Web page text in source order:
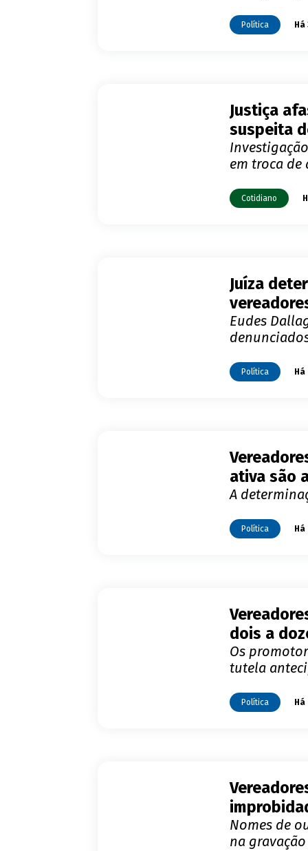
Política
Justiça
suspeita
em troca
Cotidiano
Juíza
Eudes
Política
ativa são
A
Política
dois a
Os
tutela
Política
Nomes de
na gravação